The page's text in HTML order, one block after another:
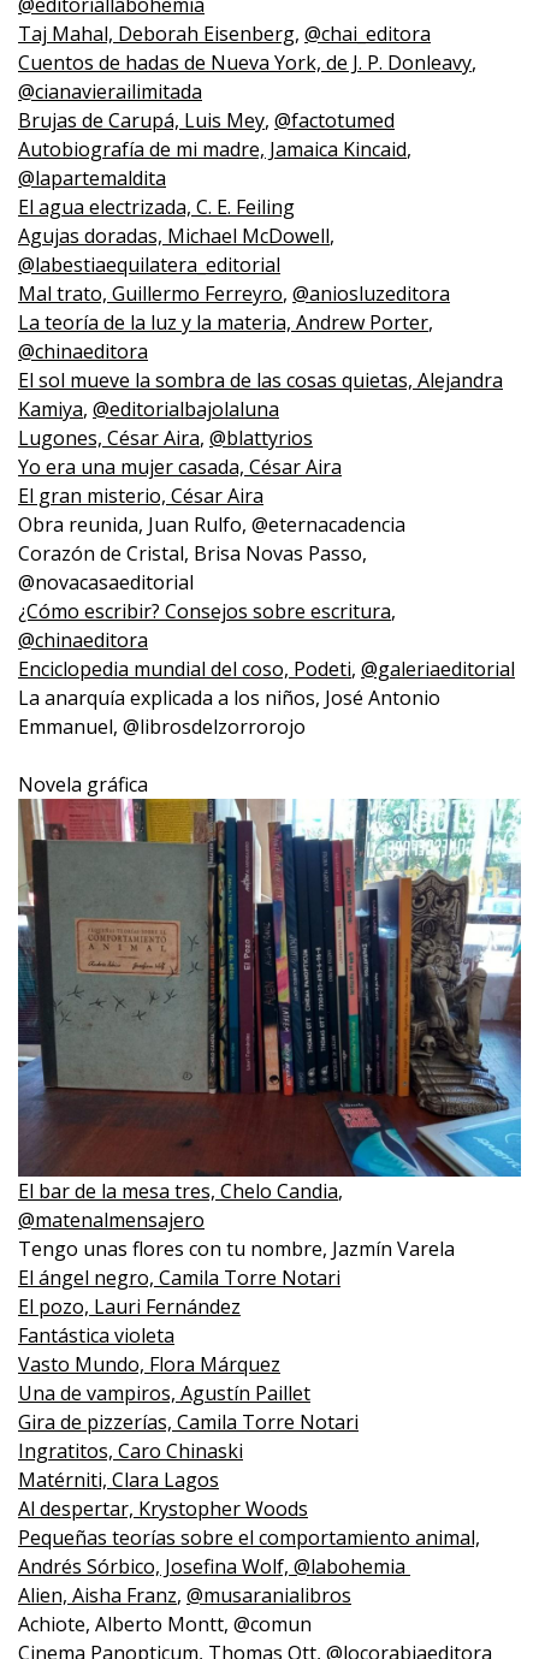
Taj Mahal, Deborah Eisenberg, @chai_editora
Cuentos de hadas de Nueva York, de J. P. Donleavy,
@cianavierailimitada
Brujas de Carupá, Luis Mey, @factotumed
Autobiografía de mi madre, Jamaica Kincaid,
@lapartemaldita
El agua electrizada, C. E. Feiling
Agujas doradas, Michael McDowell,
@labestiaequilatera_editorial
Mal trato, Guillermo Ferreyro, @aniosluzeditora
La teoría de la luz y la materia, Andrew Porter,
@chinaeditora
El sol mueve la sombra de las cosas quietas, Alejandra
Kamiya, @editorialbajolaluna
Lugones, César Aira, @blattyrios
Yo era una mujer casada, César Aira
El gran misterio, César Aira
Obra reunida, Juan Rulfo, @eternacadencia
Corazón de Cristal, Brisa Novas Passo,
@novacasaeditorial
¿Cómo escribir? Consejos sobre escritura,
@chinaeditora
Enciclopedia mundial del coso, Podeti, @galeriaeditorial
La anarquía explicada a los niños, José Antonio
Emmanuel, @librosdelzorrorojo
Novela gráfica
El bar de la mesa tres, Chelo Candia,
@matenalmensajero
Tengo unas flores con tu nombre, Jazmín Varela
El ángel negro, Camila Torre Notari
El pozo, Lauri Fernández
Fantástica violeta
Vasto Mundo, Flora Márquez
Una de vampiros, Agustín Paillet
Gira de pizzerías, Camila Torre Notari
Ingratitos, Caro Chinaski
Matérniti, Clara Lagos
Al despertar, Krystopher Woods
Pequeñas teorías sobre el comportamiento animal,
Andrés Sórbico, Josefina Wolf, @labohemia
Alien, Aisha Franz, @musaranialibros
Achiote, Alberto Montt, @comun
Cinema Panopticum, Thomas Ott, @locorabiaeditora